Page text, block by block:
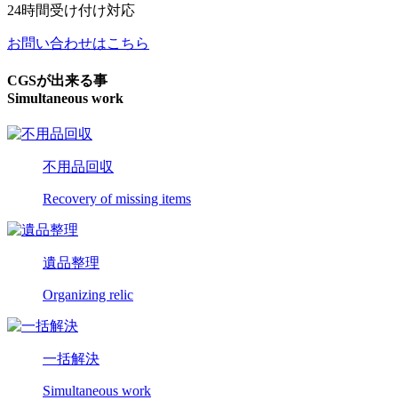
24時間受け付け対応
お問い合わせはこちら
CGSが出来る事
Simultaneous work
不用品回収
Recovery of missing items
遺品整理
Organizing relic
一括解決
Simultaneous work